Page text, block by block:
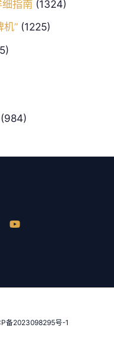
指南 (1324)
机”(1225)
备2023098295号-1